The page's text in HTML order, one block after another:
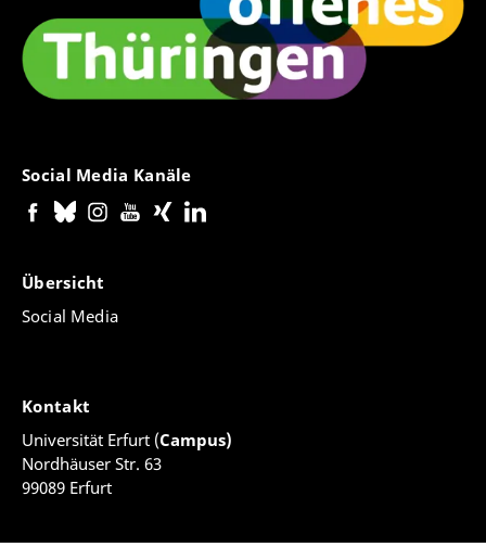
Social Media Kanäle
Übersicht
Social Media
Kontakt
Universität Erfurt (Campus)
Nordhäuser Str. 63
99089 Erfurt